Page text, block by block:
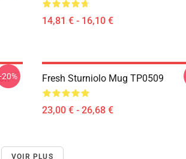
14,81 € - 16,10 €
-20% Fresh Sturniolo Mug TP0509
23,00 € - 26,68 €
VOIR PLUS